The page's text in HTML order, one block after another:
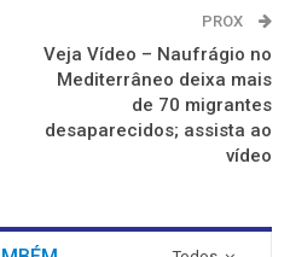
PROX
Veja Vídeo – Naufrágio no
Mediterrâneo deixa mais
de 70 migrantes
desaparecidos; assista ao
vídeo